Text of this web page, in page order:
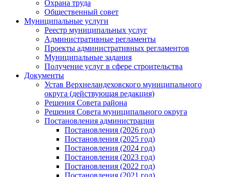
Охрана труда
Общественный совет
Муниципальные услуги
Реестр муниципальных услуг
Административные регламенты
Проекты административных регламентов
Муниципальные задания
Получение услуг в сфере строительства
Документы
Устав Верхнеландеховского муниципального
округа (действующая редакция)
Решения Совета района
Решения Совета муниципального округа
Постановления администрации
Постановления (2026 год)
Постановления (2025 год)
Постановления (2024 год)
Постановления (2023 год)
Постановления (2022 год)
Постановления (2021 год)